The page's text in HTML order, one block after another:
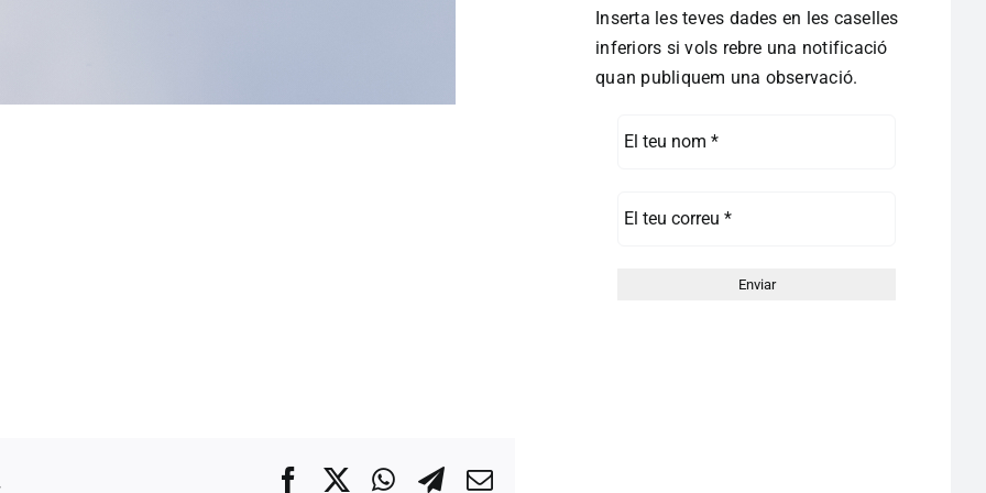
FacebookWhatsApp
Telegram
Correo
Inserta les teves dades en les caselles
inferiors si vols rebre una notificació
quan publiquem una observació.